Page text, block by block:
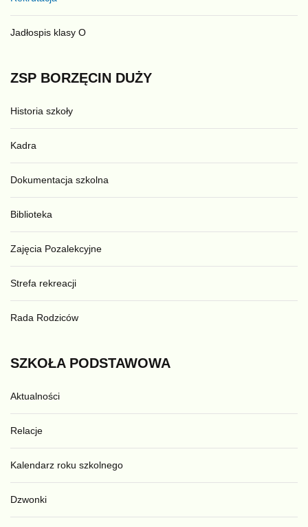
Jadłospis klasy O
ZSP BORZĘCIN DUŻY
Historia szkoły
Kadra
Dokumentacja szkolna
Biblioteka
Zajęcia Pozalekcyjne
Strefa rekreacji
Rada Rodziców
SZKOŁA PODSTAWOWA
Aktualności
Relacje
Kalendarz roku szkolnego
Dzwonki